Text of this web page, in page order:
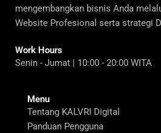
mengembangkan bisnis Anda
Website Profesional serta strategi
Work Hours
Senin - Jumat | 10:00 - 20:00 WITA
Menu
Tentang KALVRI Digital
Panduan Pengguna